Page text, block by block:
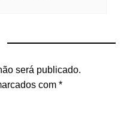
será publicado.
com *